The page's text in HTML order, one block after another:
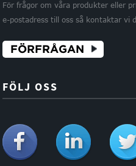
För frågor om våra produkter eller
e-postadress till oss så kontaktar vi
FÖRFRÅGAN
FÖLJ OSS